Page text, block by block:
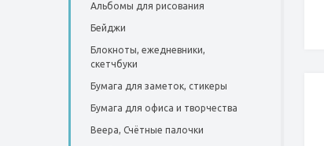
Альбомы для рисования
Бейджи
Блокноты, ежедневники,
скетчбуки
Бумага для заметок, стикеры
Бумага для офиса и творчества
Веера, Счётные палочки